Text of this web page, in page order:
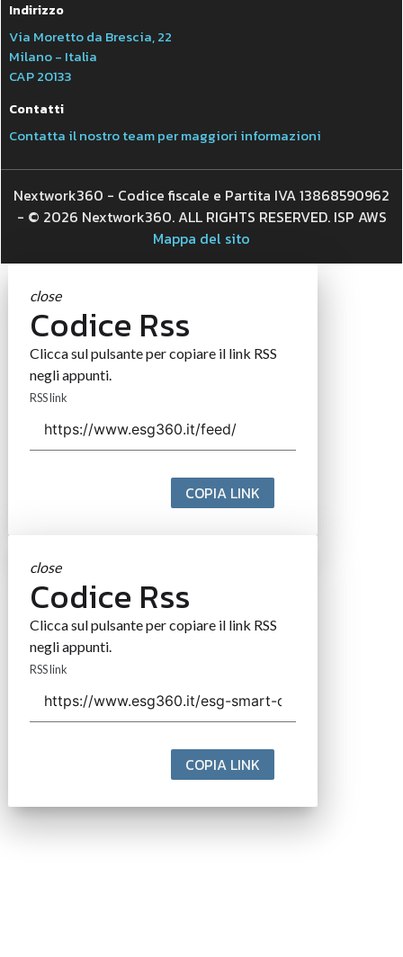
Indirizzo
Via Moretto da Brescia, 22
Milano - Italia
CAP 20133
Contatti
Contatta il nostro team per maggiori informazioni
Nextwork360 - Codice fiscale e Partita IVA 13868590962
- © 2026 Nextwork360. ALL RIGHTS RESERVED. ISP AWS
Mappa del sito
close
Codice Rss
Clicca sul pulsante per copiare il link RSS
negli appunti.
RSS link
COPIA LINK
close
Codice Rss
Clicca sul pulsante per copiare il link RSS
negli appunti.
RSS link
COPIA LINK